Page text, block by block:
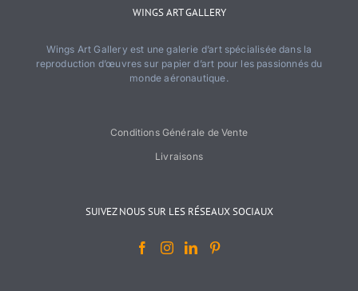
WINGS ART GALLERY
Wings Art Gallery est une galerie d’art spécialisée dans la
reproduction d’œuvres sur papier d’art pour les passionnés du
monde aéronautique.
Conditions Générale de Vente
Livraisons
SUIVEZ NOUS SUR LES RÉSEAUX SOCIAUX